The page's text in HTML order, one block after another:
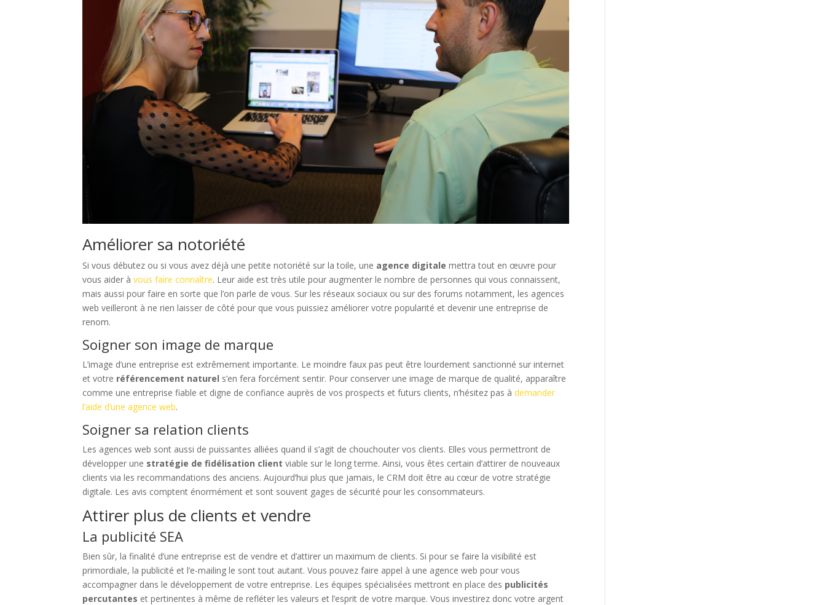
Améliorer sa notoriété
Si vous débutez ou si vous avez déjà une petite notoriété sur la toile, une agence digitale mettra tout en œuvre pour
vous aider àvous faire connaître. Leur aide est très utile pour augmenter le nombre de personnes qui vous connaissent,
mais aussi pour faire en sorte que l’on parle de vous. Sur les réseaux sociaux ou sur des forums notamment, les agences
web veilleront à ne rien laisser de côté pour que vous puissiez améliorer votre popularité et devenir une entreprise de
renom.
Soigner son image de marque
L’image d’une entreprise est extrêmement importante. Le moindre faux pas peut être lourdement sanctionné sur internet
et votre référencement naturel s’en fera forcément sentir. Pour conserver une image de marque de qualité, apparaître
comme une entreprise fiable et digne de confiance auprès de vos prospects et futurs clients, n’hésitez pas àdemander
l’aide d’une agence web.
Soigner sa relation clients
Les agences web sont aussi de puissantes alliées quand il s’agit de chouchouter vos clients. Elles vous permettront de
développer une stratégie de fidélisation clientviable sur le long terme. Ainsi, vous êtes certain d’attirer de nouveaux
clients via les recommandations des anciens. Aujourd’hui plus que jamais, le CRM doit être au cœur de votre stratégie
digitale. Les avis comptent énormément et sont souvent gages de sécurité pour les consommateurs.
Attirer plus de clients et vendre
La publicité SEA
Bien sûr, la finalité d’une entreprise est de vendre et d’attirer un maximum de clients. Si pour se faire la visibilité est
primordiale, la publicité et l’e-mailing le sont tout autant. Vous pouvez faire appel à une agence web pour vous
accompagner dans le développement de votre entreprise. Les équipes spécialisées mettront en place des publicités
percutantes et pertinentes à même de refléter les valeurs et l’esprit de votre marque. Vous investirez donc votre argent